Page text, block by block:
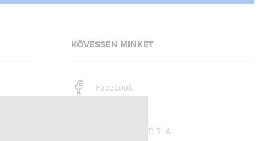
KÖVESSEN MINKET
Facebook
SFD S. A.